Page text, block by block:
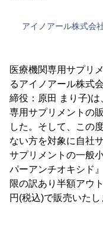
アイノアール株式会
医療機関専用サプリ
るアイノアール株式
締役：原田 まり子)
専用サプリメントの
した。そして、この
ない方を対象に自社
サプリメントの一般
パーアンチオキシド
限の訳あり半額アウ
円(税込)で販売いたし